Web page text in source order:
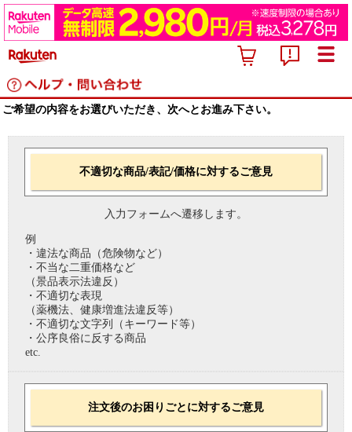
ご希望の内容をお選びいただき、次へとお進み下さい。
不適切な商品/表記/価格に対するご意見
入力フォームへ遷移します。
例
・違法な商品（危険物など）
・不当な二重価格など
（景品表示法違反）
・不適切な表現
（薬機法、健康増進法違反等）
・不適切な文字列（キーワード等）
・公序良俗に反する商品
etc.
注文後のお困りごとに対するご意見